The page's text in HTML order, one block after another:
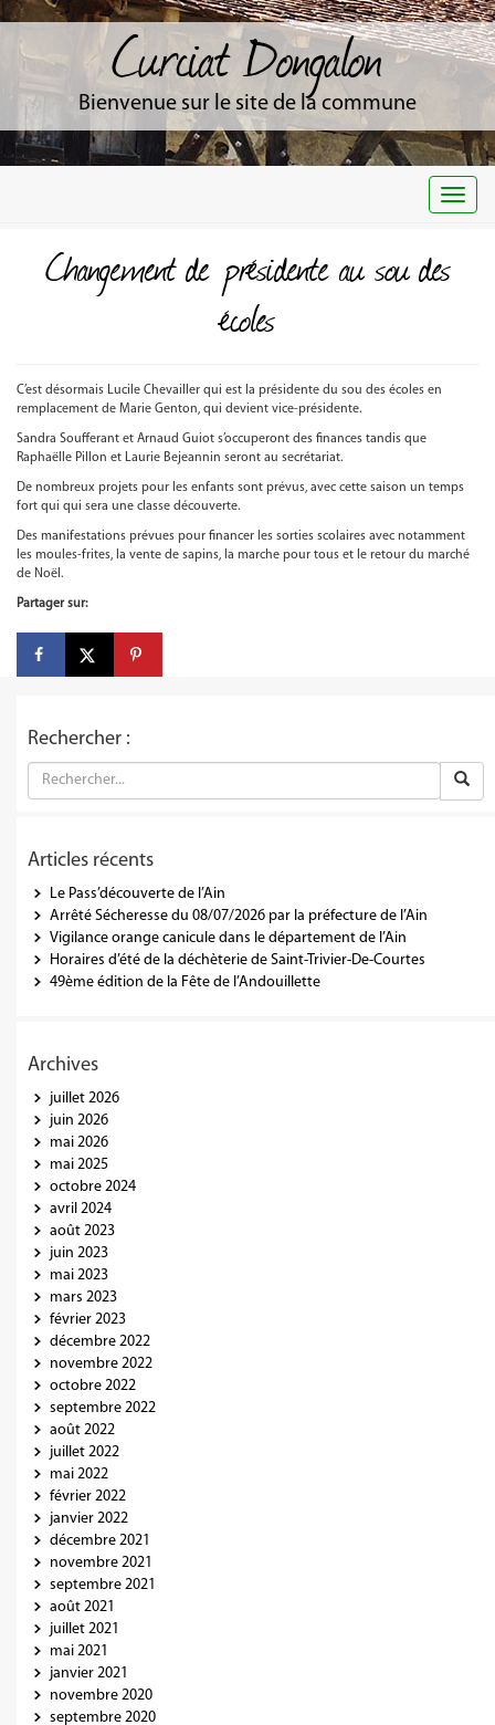
Curciat Dongalon
Bienvenue sur le site de la commune
Changement de présidente au sou des
écoles
C’est désormais Lucile Chevailler qui est la présidente du sou des écoles en
remplacement de Marie Genton, qui devient vice-présidente.
Sandra Soufferant et Arnaud Guiot s’occuperont des finances tandis que
Raphaëlle Pillon et Laurie Bejeannin seront au secrétariat.
De nombreux projets pour les enfants sont prévus, avec cette saison un temps
fort qui qui sera une classe découverte.
Des manifestations prévues pour financer les sorties scolaires avec notamment
les moules-frites, la vente de sapins, la marche pour tous et le retour du marché
de Noël.
Partager sur:
Rechercher :
Articles récents
Le Pass’découverte de l’Ain
Arrêté Sécheresse du 08/07/2026 par la préfecture de l’Ain
Vigilance orange canicule dans le département de l’Ain
Horaires d’été de la déchèterie de Saint-Trivier-De-Courtes
49ème édition de la Fête de l’Andouillette
Archives
juillet 2026
juin 2026
mai 2026
mai 2025
octobre 2024
avril 2024
août 2023
juin 2023
mai 2023
mars 2023
février 2023
décembre 2022
novembre 2022
octobre 2022
septembre 2022
août 2022
juillet 2022
mai 2022
février 2022
janvier 2022
décembre 2021
novembre 2021
septembre 2021
août 2021
juillet 2021
mai 2021
janvier 2021
novembre 2020
septembre 2020